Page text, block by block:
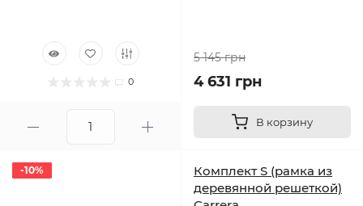
0
5 145 грн
4 631 грн
В корзину
-10%
-10%
Комплект S (рамка из
деревянной решеткой)